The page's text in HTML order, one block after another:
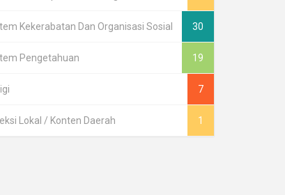
Kekerabatan Dan Organisasi Sosial 30
Pengetahuan 19
7
Lokal / Konten Daerah 1